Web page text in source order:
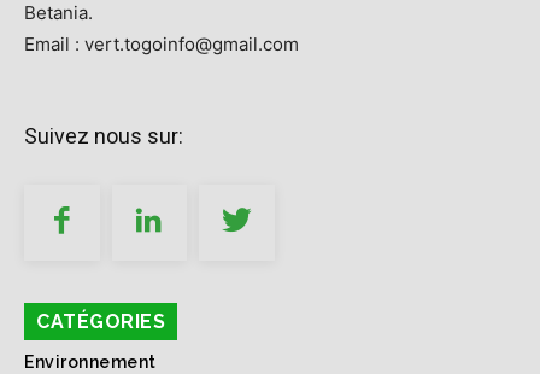
Betania.
Email : vert.togoinfo@gmail.com
Suivez nous sur:
CATÉGORIES
Environnement